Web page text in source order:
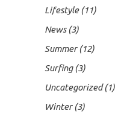
Lifestyle(11)
News(3)
Summer(12)
Surfing(3)
Uncategorized(1)
Winter(3)